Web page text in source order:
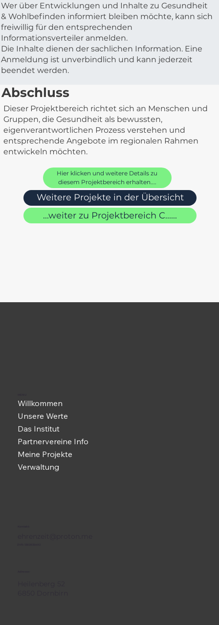
Wer über Entwicklungen und Inhalte zu Gesundheit
& Wohlbefinden informiert bleiben möchte, kann sich
freiwillig für den entsprechenden
Informationsverteiler anmelden.
Die Inhalte dienen der sachlichen Information. Eine
Anmeldung ist unverbindlich und kann jederzeit
beendet werden.
Abschluss
Dieser Projektbereich richtet sich an Menschen und
Gruppen, die Gesundheit als bewussten,
eigenverantwortlichen Prozess verstehen und
entsprechende Angebote im regionalen Rahmen
entwickeln möchten.
Hier klicken und weitere Details zu
diesem Projektbereich erhalten....
Weitere Projekte in der Übersicht
...weiter zu Projektbereich C......
Willkommen
Unsere Werte
Das Institut
Partnervereine Info
Meine Projekte
Verwaltung